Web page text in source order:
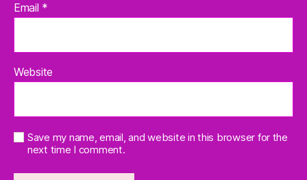
Email *
Website
Save my name, email, and website in this browser for the
next time I comment.